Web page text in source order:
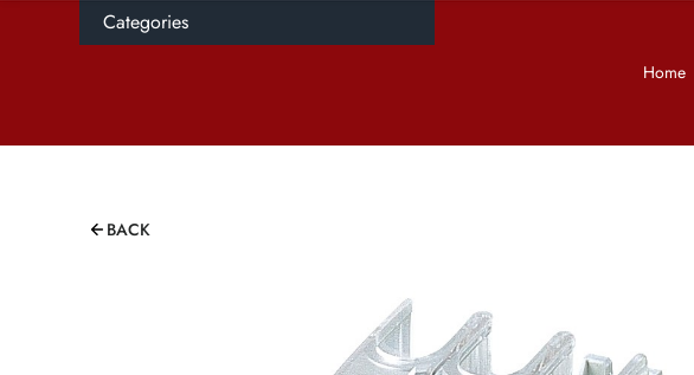
Categories
Home
BACK